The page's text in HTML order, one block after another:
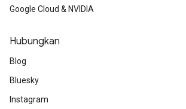
Google Cloud & NVIDIA
Hubungkan
Blog
Bluesky
Instagram